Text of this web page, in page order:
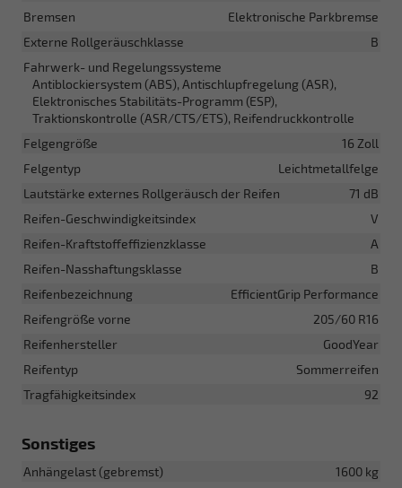
Bremsen
Elektronische Parkbremse
Externe Rollgeräuschklasse
B
Fahrwerk- und Regelungssysteme
Antiblockiersystem (ABS), Antischlupfregelung (ASR),
Elektronisches Stabilitäts-Programm (ESP),
Traktionskontrolle (ASR/CTS/ETS), Reifendruckkontrolle
Felgengröße
16 Zoll
Felgentyp
Leichtmetallfelge
Lautstärke externes Rollgeräusch der Reifen
71 dB
Reifen-Geschwindigkeitsindex
V
Reifen-Kraftstoffeffizienzklasse
A
Reifen-Nasshaftungsklasse
B
Reifenbezeichnung
EfficientGrip Performance
Reifengröße vorne
205/60 R16
Reifenhersteller
GoodYear
Reifentyp
Sommerreifen
Tragfähigkeitsindex
92
Sonstiges
Anhängelast (gebremst) 1600 kg